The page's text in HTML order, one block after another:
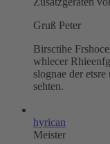
Gruß Peter
Birsctihe
whlecer
slognae der
sehten.
hyrican
Meister